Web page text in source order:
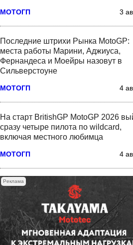
МОТОГП 3
Последние штрихи Рынка MotoGP:
места работы Марини, Аджиуса,
Фернандеса и Моейры назовут в
Сильверстоуне
МОТОГП 4
На старт BritishGP MotoGP 2026
сразу четыре пилота по wildcard,
включая местного любимца
МОТОГП 4
Реклама